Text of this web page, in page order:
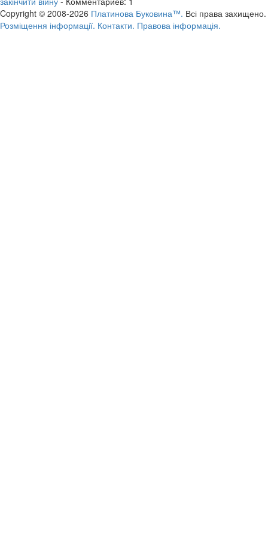
Copyright © 2008-2026 Платинова Буковина™. Всі права захищено.
Розміщення інформації. Контакти. Правова інформація.